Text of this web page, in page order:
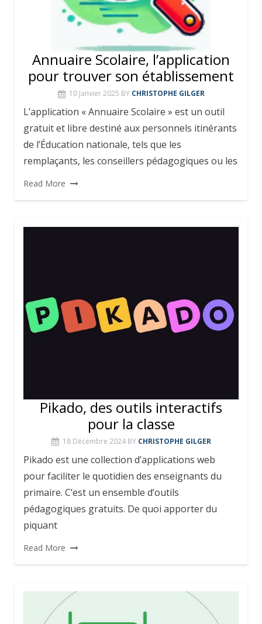
Annuaire Scolaire, l’application
pour trouver son établissement
10 Janvier 2025 BY CHRISTOPHE GILGER
L’application « Annuaire Scolaire » est un outil
gratuit et libre destiné aux personnels itinérants
de l’Éducation nationale, tels que les
remplaçants, les conseillers pédagogiques ou les
Read More
Pikado, des outils interactifs
pour la classe
18 Décembre 2024 BY CHRISTOPHE GILGER
Pikado est une collection d’applications web
pour faciliter le quotidien des enseignants du
primaire. C’est un ensemble d’outils
pédagogiques gratuits. De quoi apporter du
piquant
Read More